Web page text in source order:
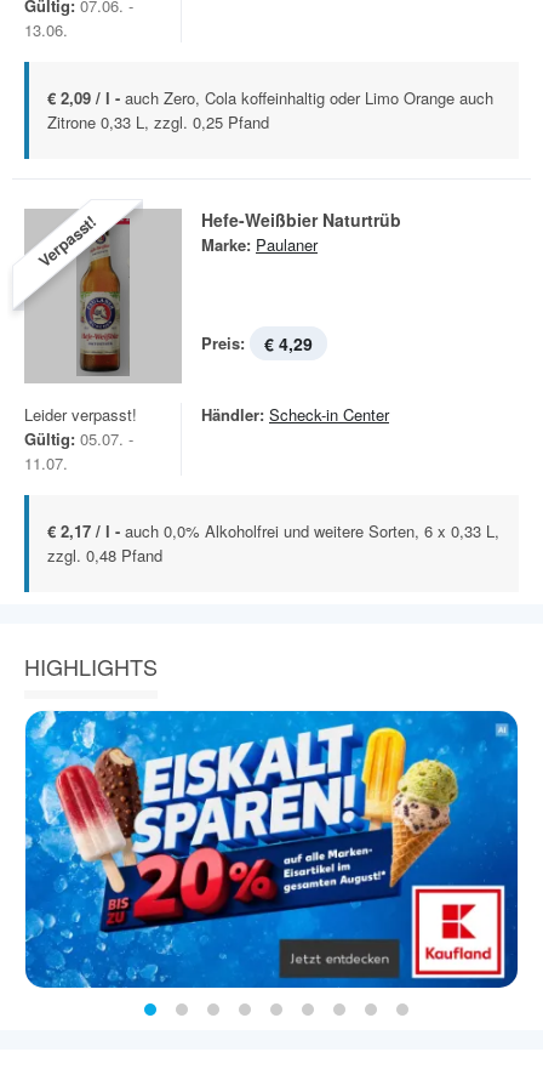
Gültig: 07.06. -
13.06.
€ 2,09 / l - auch Zero, Cola koffeinhaltig oder Limo Orange auch
Zitrone 0,33 L, zzgl. 0,25 Pfand
Verpasst! Hefe-Weißbier Naturtrüb
Marke: Paulaner
Preis: € 4,29
Leider verpasst!
Gültig: 05.07. -
11.07.
Händler: Scheck-in Center
€ 2,17 / l - auch 0,0% Alkoholfrei und weitere Sorten, 6 x 0,33 L,
zzgl. 0,48 Pfand
HIGHLIGHTS